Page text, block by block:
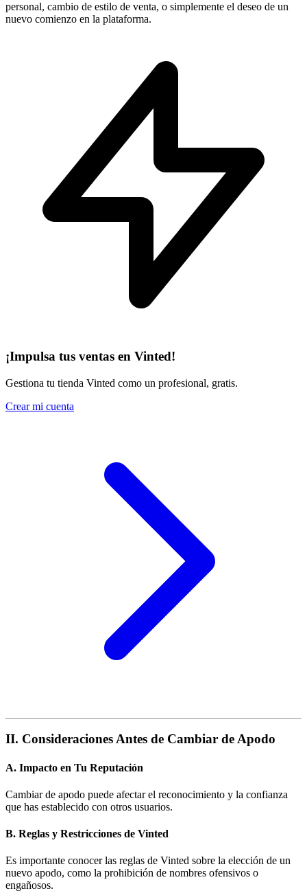
personal, cambio de estilo de venta, o simplemente el deseo de un
nuevo comienzo en la plataforma.
¡Impulsa tus ventas en Vinted!
Gestiona tu tienda Vinted como un profesional, gratis.
Crear mi cuenta
II. Consideraciones Antes de Cambiar de Apodo
A. Impacto en Tu Reputación
Cambiar de apodo puede afectar el reconocimiento y la confianza
que has establecido con otros usuarios.
B. Reglas y Restricciones de Vinted
Es importante conocer las reglas de Vinted sobre la elección de un
nuevo apodo, como la prohibición de nombres ofensivos o
engañosos.